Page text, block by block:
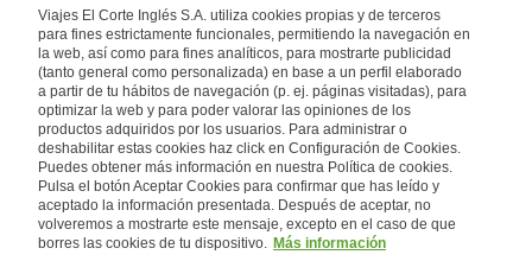
Quiénes somos
Financiación
Sostenibilidad
Turismo accesible
Tarjeta El Corte Inglés
Trabaja con nosotros
El Corte Inglés
Canal Ético
Enlaces de interés
Guías de viaje
Catálogos
Auto check-in
Condiciones Generales
Política de privacidad
Política de cookies
Accesibilidad
Empresas/ Grupos
Internacional
España
Visita nuestro blog
Blog de Viajes el Corte inglés
Viajes El Corte Inglés S.A. utiliza cookies propias y de terceros
para fines estrictamente funcionales, permitiendo la navegación en
la web, así como para fines analíticos, para mostrarte publicidad
(tanto general como personalizada) en base a un perfil elaborado
a partir de tu hábitos de navegación (p. ej. páginas visitadas), para
optimizar la web y para poder valorar las opiniones de los
productos adquiridos por los usuarios. Para administrar o
deshabilitar estas cookies haz click en Configuración de Cookies.
Puedes obtener más información en nuestra Política de cookies.
Pulsa el botón Aceptar Cookies para confirmar que has leído y
aceptado la información presentada. Después de aceptar, no
volveremos a mostrarte este mensaje, excepto en el caso de que
borres las cookies de tu dispositivo. Más información